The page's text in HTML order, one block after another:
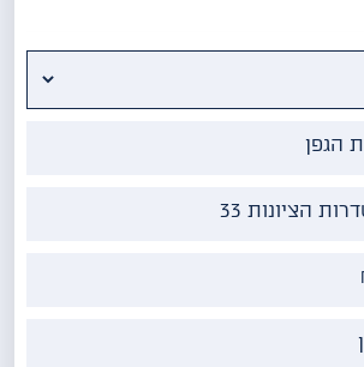
הגפן
הציונות 33